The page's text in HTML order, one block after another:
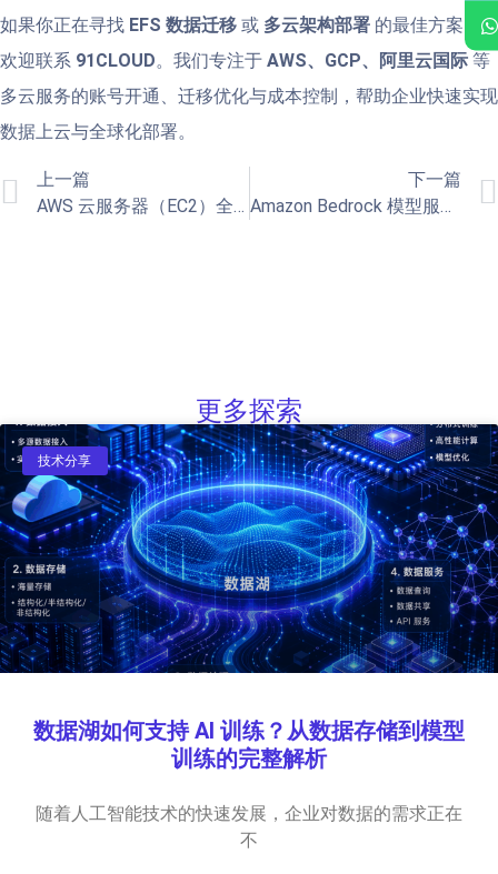
如果你正在寻找 EFS 数据迁移 或 多云架构部署 的最佳方案，
欢迎联系 91CLOUD。我们专注于 AWS、GCP、阿里云国际 等
多云服务的账号开通、迁移优化与成本控制，帮助企业快速实现
数据上云与全球化部署。
上一篇
AWS 云服务器（EC2）全面解析：为什么选择亚马逊云服务器
下一篇
Amazon Bedrock 模型服务：无代码快速接入生成式 AI 的最佳选择
更多探索
技术分享
数据湖如何支持 AI 训练？从数据存储到模型
训练的完整解析
随着人工智能技术的快速发展，企业对数据的需求正在
不